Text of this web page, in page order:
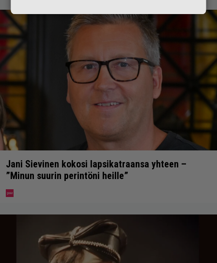
Jani Sievinen kokosi lapsikatraansa yhteen –
”Minun suurin perintöni heille”